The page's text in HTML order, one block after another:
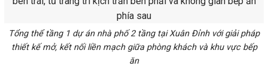
Tổng thể tầng 1 dự án nhà phố 2 tầng tại Xuân Đỉnh với giải pháp
thiết kế mở, kết nối liền mạch giữa phòng khách và khu vực bếp
ăn